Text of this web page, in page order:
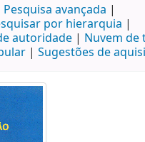
Pesquisa avançada
por hierarquia
autoridade
Nuvem de
Sugestões de